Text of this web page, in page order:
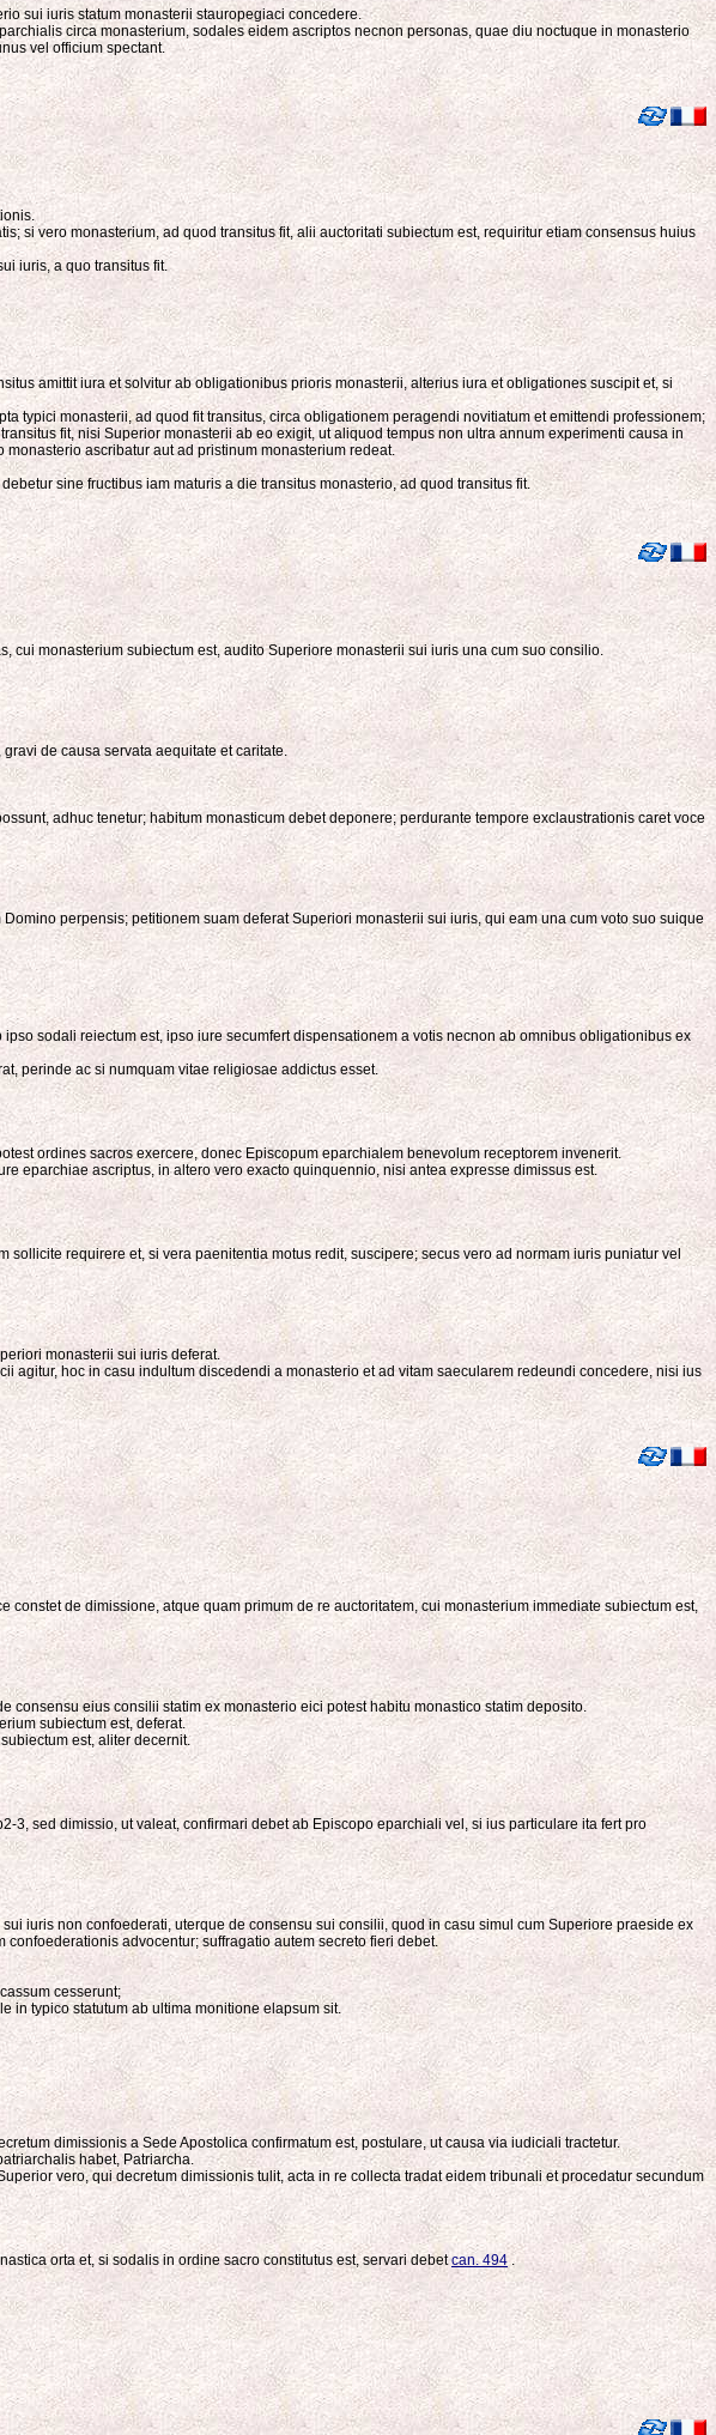
sui iuris statum monasterii stauropegiaci concedere.
circa monasterium, sodales eidem ascriptos necnon personas, quae diu noctuque in monasterio
vel officium spectant.
si vero monasterium, ad quod transitus fit, alii auctoritati subiectum est, requiritur etiam consensus huius
iuris, a quo transitus fit.
amittit iura et solvitur ab obligationibus prioris monasterii, alterius iura et obligationes suscipit et, si
typici monasterii, ad quod fit transitus, circa obligationem peragendi novitiatum et emittendi professionem;
fit, nisi Superior monasterii ab eo exigit, ut aliquod tempus non ultra annum experimenti causa in
ascribatur aut ad pristinum monasterium redeat.
sine fructibus iam maturis a die transitus monasterio, ad quod transitus fit.
monasterium subiectum est, audito Superiore monasterii sui iuris una cum suo consilio.
de causa servata aequitate et caritate.
adhuc tenetur; habitum monasticum debet deponere; perdurante tempore exclaustrationis caret voce
perpensis; petitionem suam deferat Superiori monasterii sui iuris, qui eam una cum voto suo suique
sodali reiectum est, ipso iure secumfert dispensationem a votis necnon ab omnibus obligationibus ex
perinde ac si numquam vitae religiosae addictus esset.
ordines sacros exercere, donec Episcopum eparchialem benevolum receptorem invenerit.
eparchiae ascriptus, in altero vero exacto quinquennio, nisi antea expresse dimissus est.
requirere et, si vera paenitentia motus redit, suscipere; secus vero ad normam iuris puniatur vel
monasterii sui iuris deferat.
hoc in casu indultum discedendi a monasterio et ad vitam saecularem redeundi concedere, nisi ius
de dimissione, atque quam primum de re auctoritatem, cui monasterium immediate subiectum est,
eius consilii statim ex monasterio eici potest habitu monastico statim deposito.
subiectum est, deferat.
est, aliter decernit.
3, sed dimissio, ut valeat, confirmari debet ab Episcopo eparchiali vel, si ius particulare ita fert pro
iuris non confoederati, uterque de consensu sui consilii, quod in casu simul cum Superiore praeside ex
advocentur; suffragatio autem secreto fieri debet.
cesserunt;
in typico statutum ab ultima monitione elapsum sit.
dimissionis a Sede Apostolica confirmatum est, postulare, ut causa via iudiciali tractetur.
habet, Patriarcha.
vero, qui decretum dimissionis tulit, acta in re collecta tradat eidem tribunali et procedatur secundum
orta et, si sodalis in ordine sacro constitutus est, servari debetcan. 494 .